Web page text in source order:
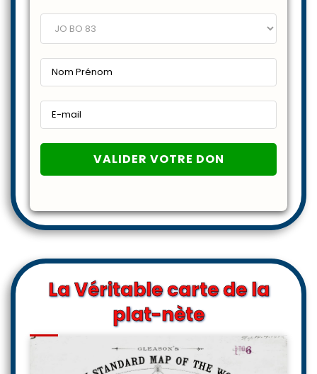
La Véritable carte de la
plat-nète